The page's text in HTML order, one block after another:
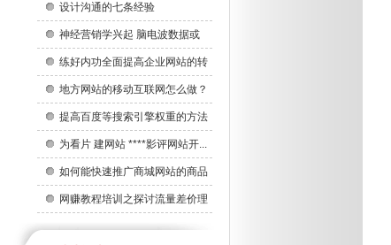
设计沟通的七条经验
神经营销学兴起 脑电波数据或
成...
练好内功全面提高企业网站的转
化率
地方网站的移动互联网怎么做？
提高百度等搜索引擎权重的方法
为看片 建网站 ****影评网站开...
如何能快速推广商城网站的商品
网赚教程培训之探讨流量差价理
论